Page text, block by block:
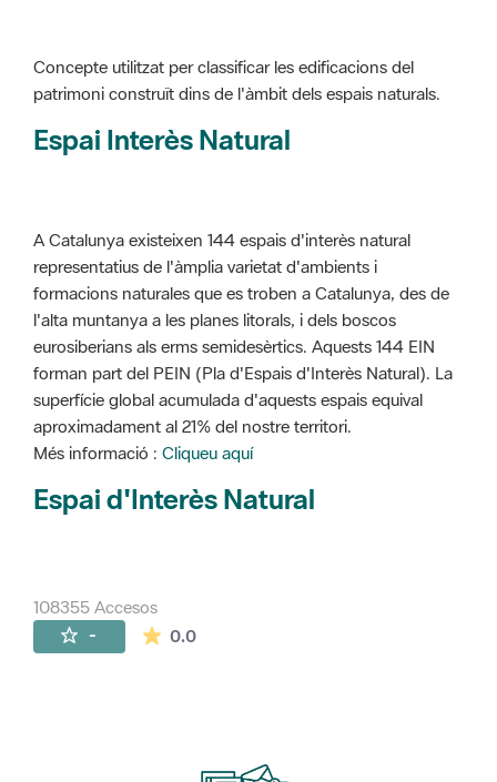
Concepte utilitzat per classificar les edificacions del
patrimoni construït dins de l'àmbit dels espais naturals.
Espai Interès Natural
A Catalunya existeixen 144 espais d'interès natural
representatius de l'àmplia varietat d'ambients i
formacions naturales que es troben a Catalunya, des de
l'alta muntanya a les planes litorals, i dels boscos
eurosiberians als erms semidesèrtics. Aquests 144 EIN
forman part del PEIN (Pla d'Espais d'Interès Natural). La
superfície global acumulada d'aquests espais equival
aproximadament al 21% del nostre territori.
Més informació : Cliqueu aquí
Espai d'Interès Natural
108355 Accesos
- 0.0La valoración media es de 0 estrellas de